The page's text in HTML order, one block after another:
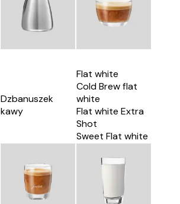
Dzbanuszek
kawy
Flat white
Cold Brew flat
white
Flat white Extra
Shot
Sweet Flat white